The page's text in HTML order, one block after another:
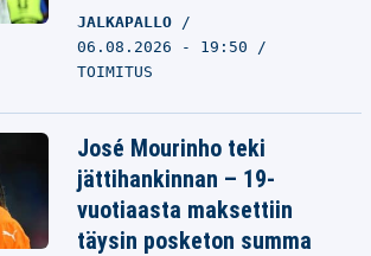
JALKAPALLO
06.08.2026 - 19:50
TOIMITUS
José Mourinho teki
jättihankinnan – 19-
vuotiaasta maksettiin
täysin posketon summa